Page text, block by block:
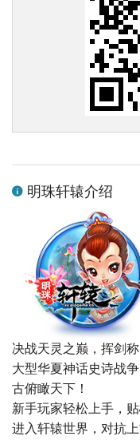
明珠轩辕介绍
决战天灵之巅，挥剑称
大型华夏神话史诗战
古俯瞰天下！
新手玩家轻松上手，
进入轩辕世界，对抗